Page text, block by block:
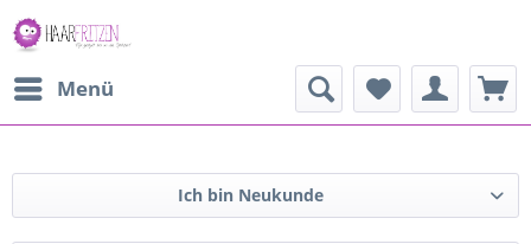
Menü
Ich bin Neukunde